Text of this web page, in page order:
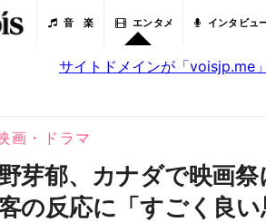
音 楽 エンタメ インタビュ
サイトドメインが「voisjp.me
画・ドラマ
芽郁、カナダで映画
の反応に「すごく良い